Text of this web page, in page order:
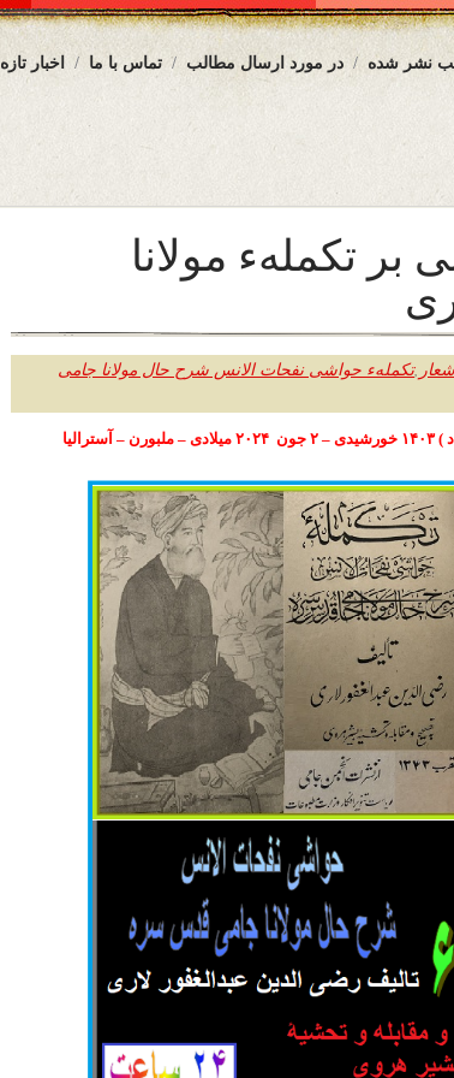
اخبار تازه تماس با ما در مورد ارسال مطالب نشر شده
بر تکملهء مولانا
,تکملهء حواشی نفحات الانس شرح حال مولانا جامی